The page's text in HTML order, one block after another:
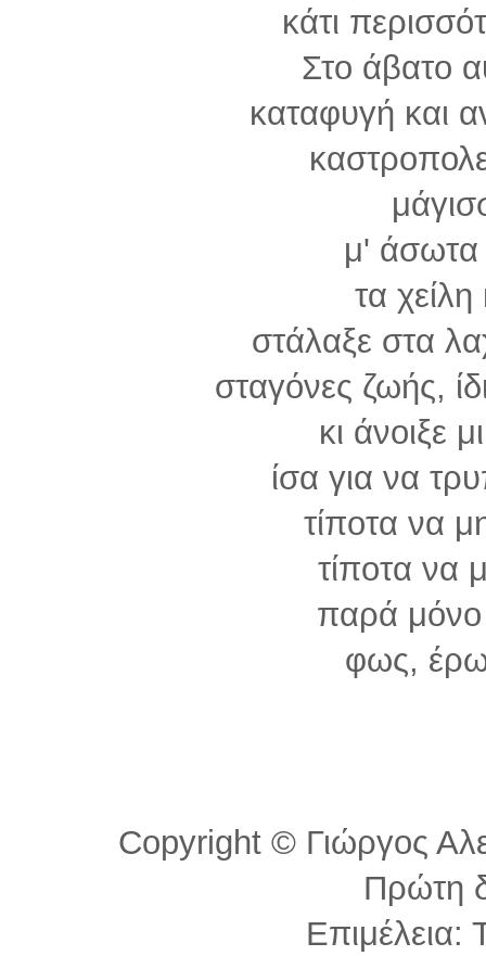
κάτι
Στο άβατο
καταφυγή και
μ' άσωτα
τα χείλη
στάλαξε στα
σταγόνες ζωής,
κι άνοιξε
ίσα για να
τίποτα να
τίποτα να
παρά μόνο
φως,
Copyright © Γιώργος
Πρώτη
Επιμέλεια: